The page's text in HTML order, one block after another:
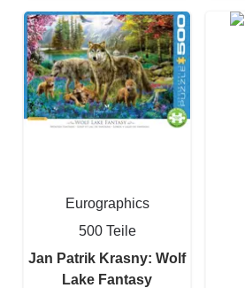
Eurographics
500 Teile
Jan Patrik Krasny: Wolf
Lake Fantasy